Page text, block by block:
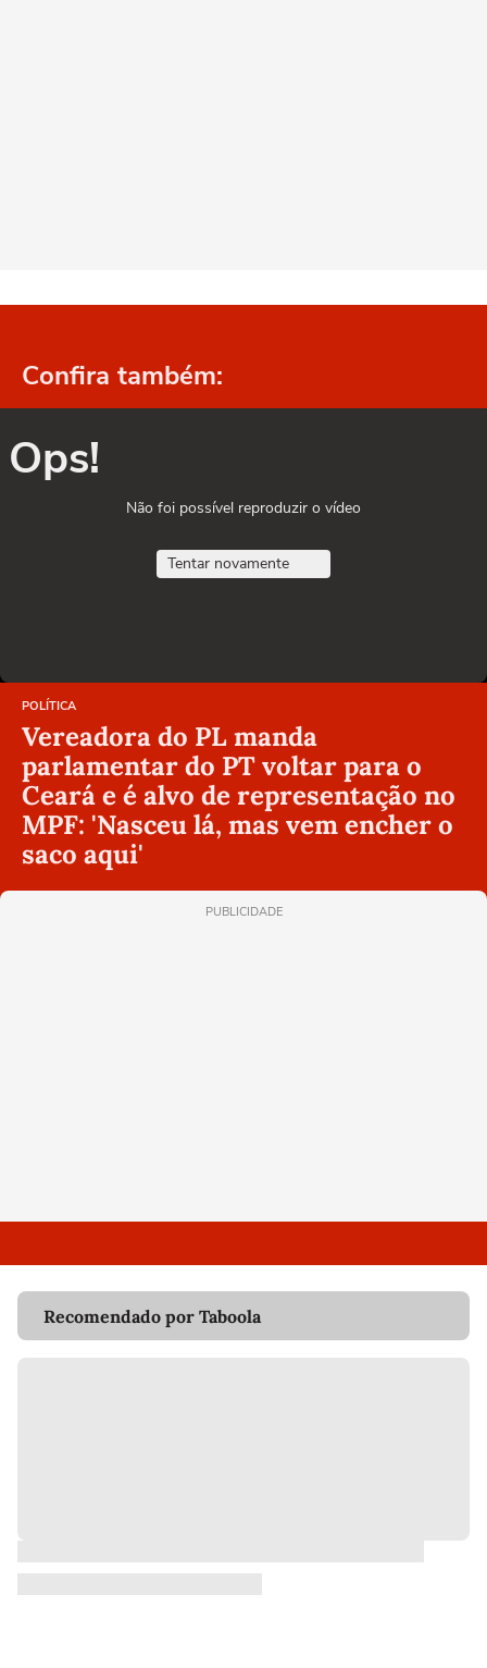
Confira também:
Ops!
Não foi possível reproduzir o vídeo
Tentar novamente
POLÍTICA
Vereadora do PL manda
parlamentar do PT voltar para o
Ceará e é alvo de representação no
MPF: 'Nasceu lá, mas vem encher o
saco aqui'
PUBLICIDADE
Recomendado por Taboola